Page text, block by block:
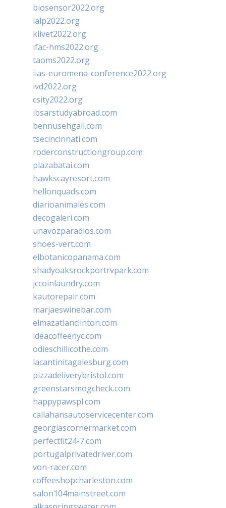
biosensor2022.org
ialp2022.org
klivet2022.org
ifac-hms2022.org
taoms2022.org
iias-euromena-conference2022.org
ivd2022.org
csity2022.org
ibsarstudyabroad.com
bennusehgall.com
tsecincinnati.com
roderconstructiongroup.com
plazabatai.com
hawkscayresort.com
hellonquads.com
diarioanimales.com
decogaleri.com
unavozparadios.com
shoes-vert.com
elbotanicopanama.com
shadyoaksrockportrvpark.com
jccoinlaundry.com
kautorepair.com
marjaeswinebar.com
elmazatlanclinton.com
ideacoffeenyc.com
odieschillicothe.com
lacantinitagalesburg.com
pizzadeliverybristol.com
greenstarsmogcheck.com
happypawspl.com
callahansautoservicecenter.com
georgiascornermarket.com
perfectfit24-7.com
portugalprivatedriver.com
von-racer.com
coffeeshopcharleston.com
salon104mainstreet.com